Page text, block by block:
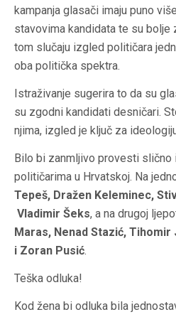
kampanja glasači imaju puno
stavovima kandidata te su bolje
tom slučaju izgled političara
oba politička spektra.
Istraživanje sugerira to da su
su zgodni kandidati desničari.
njima, izgled je ključ za
Bilo bi zanmljivo provesti slično
političarima u Hrvatskoj. Na
Tepeš, Dražen Keleminec,
Vladimir Šeks, a na drugoj
Maras, Nenad Stazić,
i Zoran Pusić.
Teška odluka!
Kod žena bi odluka bila